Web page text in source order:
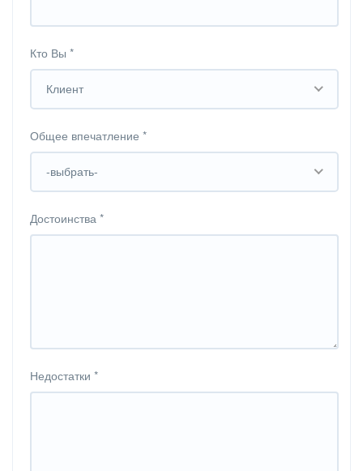
Кто Вы *
Клиент
Общее впечатление *
-выбрать-
Достоинства *
Недостатки *